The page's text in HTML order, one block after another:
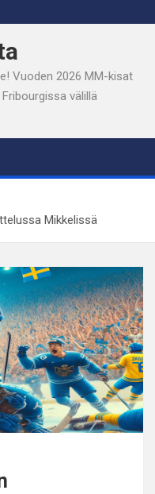
Vuoden 2026 MM-kisat
välillä
Mikkelissä